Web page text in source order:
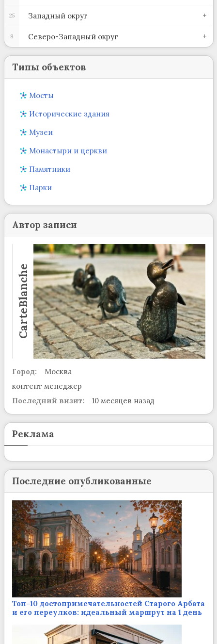
Западный округ
25
Северо-Западный округ
8
Типы объектов
Мосты
Исторические здания
Музеи
Монастыри и церкви
Памятники
Парки
Автор записи
CarteBlanche
Город:
Москва
контент менеджер
Последний визит:
10 месяцев назад
Реклама
Последние опубликованные
Топ-10 достопримечательностей Старого Арбата
и его переулков: идеальный маршрут на 1 день